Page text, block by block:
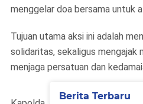
menggelar doa bersama untuk
Tujuan utama aksi ini adalah
solidaritas, sekaligus
menjaga persatuan dan
Berita Terbaru